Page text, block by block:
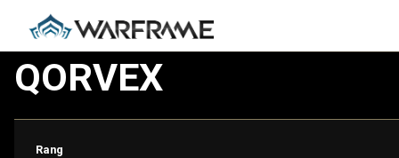
QORVEX
Albrecht Entrati a conçu Qorvex pour protéger un
via le contrôle des foules.
Rang